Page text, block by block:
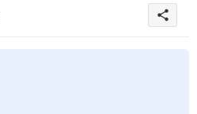
share